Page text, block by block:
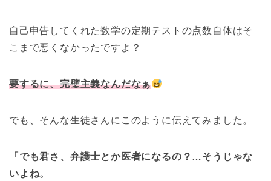
自己申告してくれた数学の定期テストの点数自体はそ
こまで悪くなかったですよ？
要するに、完璧主義なんだなぁ
でも、そんな生徒さんにこのように伝えてみました。
「でも君さ、弁護士とか医者になるの？…そうじゃな
いよね。